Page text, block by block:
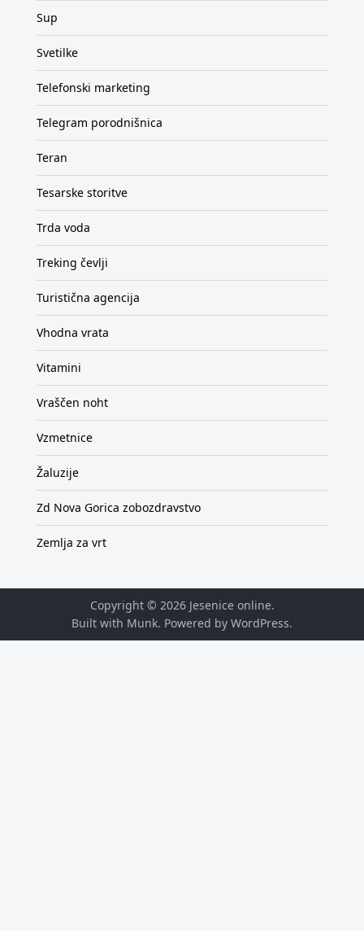
Sup
Svetilke
Telefonski marketing
Telegram porodnišnica
Teran
Tesarske storitve
Trda voda
Treking čevlji
Turistična agencija
Vhodna vrata
Vitamini
Vraščen noht
Vzmetnice
Žaluzije
Zd Nova Gorica zobozdravstvo
Zemlja za vrt
Copyright © 2026 Jesenice online.
Built with Munk. Powered by WordPress.